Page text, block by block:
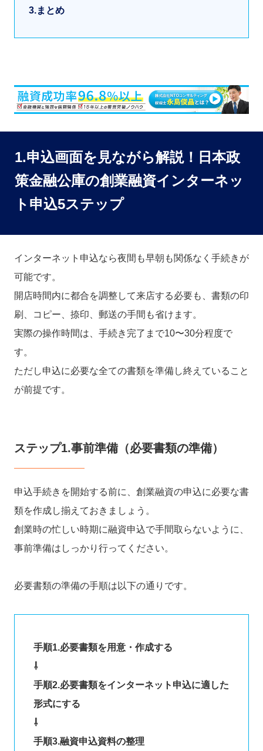
3.まとめ
1.申込画面を見ながら解説！日本政
策金融公庫の創業融資インターネッ
ト申込5ステップ
インターネット申込なら夜間も早朝も関係なく手続きが
可能です。
開店時間内に都合を調整して来店する必要も、書類の印
刷、コピー、捺印、郵送の手間も省けます。
実際の操作時間は、手続き完了まで10〜30分程度で
す。
ただし申込に必要な全ての書類を準備し終えていること
が前提です。
ステップ1.事前準備（必要書類の準備）
申込手続きを開始する前に、創業融資の申込に必要な書
類を作成し揃えておきましょう。
創業時の忙しい時期に融資申込で手間取らないように、
事前準備はしっかり行ってください。
必要書類の準備の手順は以下の通りです。
手順1.必要書類を用意・作成する
⇩
手順2.必要書類をインターネット申込に適した
形式にする
⇩
手順3.融資申込資料の整理